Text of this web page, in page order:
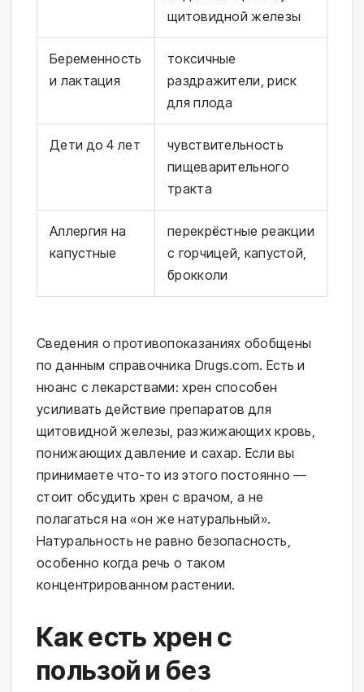
щитовидной железы
Беременность
и лактация
токсичные
раздражители, риск
для плода
Дети до 4 лет
чувствительность
пищеварительного
тракта
Аллергия на
капустные
перекрёстные реакции
с горчицей, капустой,
брокколи
Сведения о противопоказаниях обобщены
по данным справочника Drugs.com. Есть и
нюанс с лекарствами: хрен способен
усиливать действие препаратов для
щитовидной железы, разжижающих кровь,
понижающих давление и сахар. Если вы
принимаете что-то из этого постоянно —
стоит обсудить хрен с врачом, а не
полагаться на «он же натуральный».
Натуральность не равно безопасность,
особенно когда речь о таком
концентрированном растении.
Как есть хрен с
пользой и без